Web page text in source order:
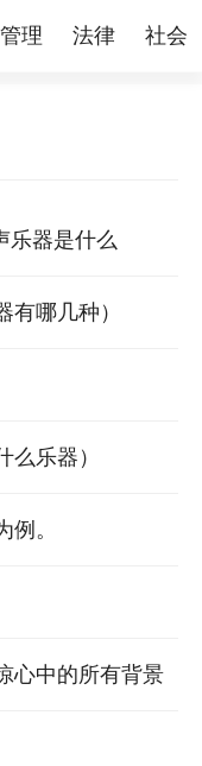
管理 法律 社会
乐器是什么
哪几种）
乐器）
。
心中的所有背景
乐器弹奏的纯